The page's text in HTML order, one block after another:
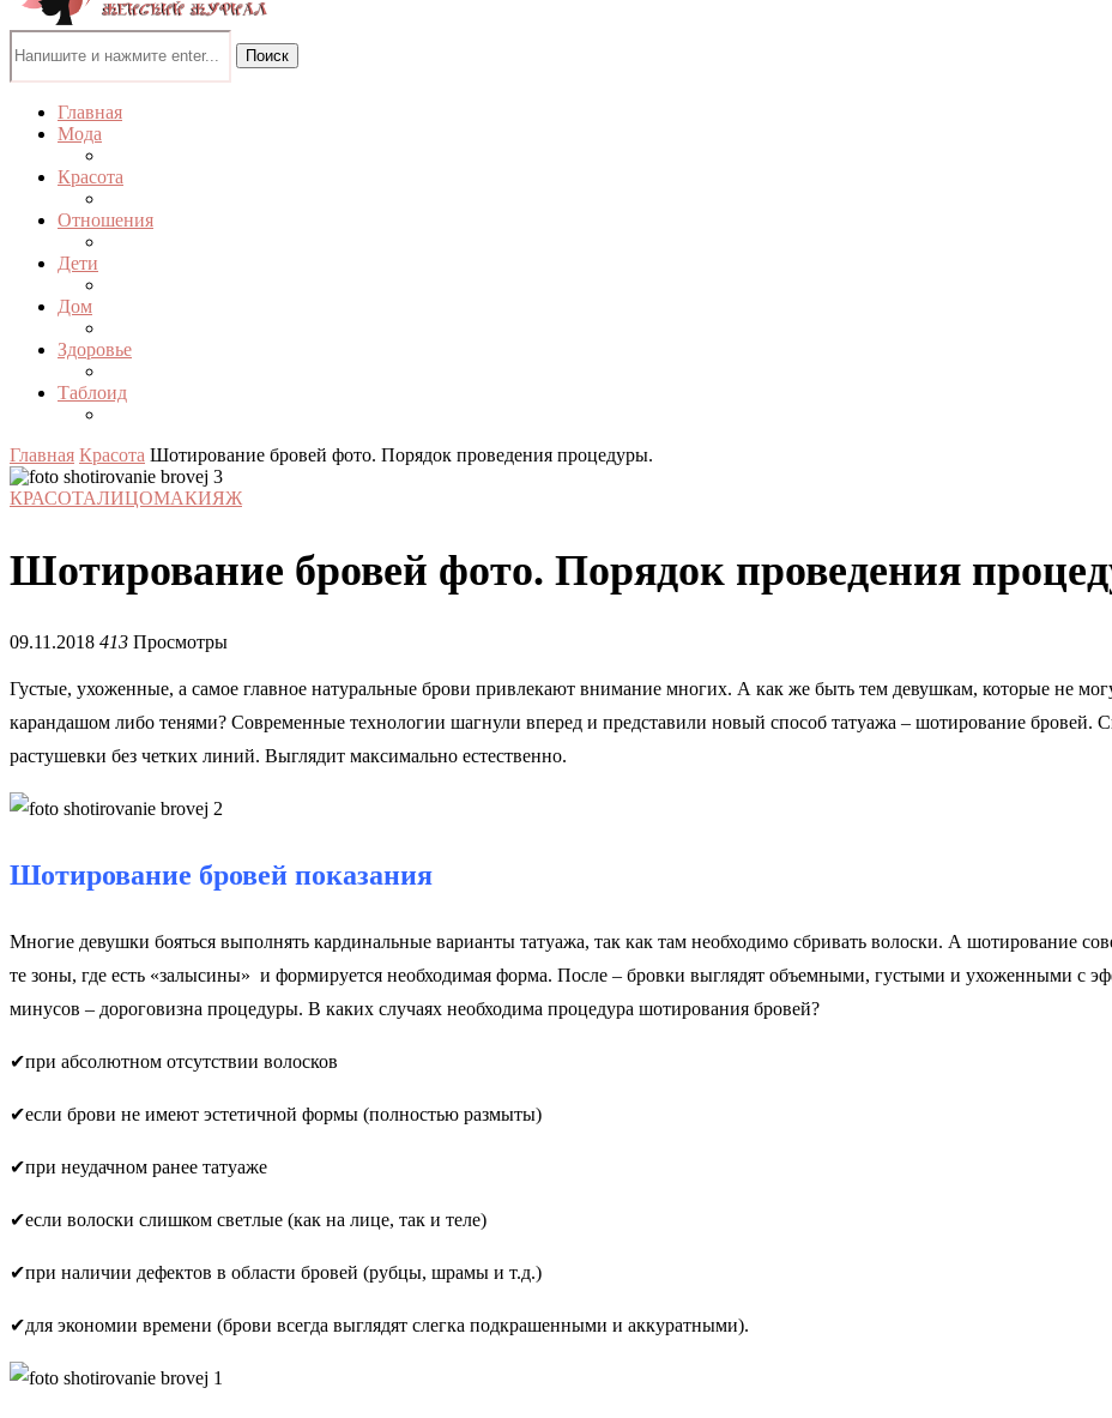
Поиск
Главная
Мода
Красота
Отношения
Дети
Дом
Здоровье
Таблоид
Главная Красота Шотирование бровей фото. Порядок проведения процедуры.
КРАСОТАЛИЦОМАКИЯЖ
Шотирование бровей фото. Порядок проведения
09.11.2018 413 Просмотры
Густые, ухоженные, а самое главное натуральные брови привлекают внимание многих. А как же быть тем девушкам, которые не
карандашом либо тенями? Современные технологии шагнули вперед и представили новый способ татуажа – шотирование бровей.
растушевки без четких линий. Выглядит максимально естественно.
Шотирование бровей показания
Многие девушки бояться выполнять кардинальные варианты татуажа, так как там необходимо сбривать волоски. А шотирование
те зоны, где есть «залысины» и формируется необходимая форма. После – бровки выглядят объемными, густыми и ухоженными с
минусов – дороговизна процедуры. В каких случаях необходима процедура шотирования бровей?
✔при абсолютном отсутствии волосков
✔если брови не имеют эстетичной формы (полностью размыты)
✔при неудачном ранее татуаже
✔если волоски слишком светлые (как на лице, так и теле)
✔при наличии дефектов в области бровей (рубцы, шрамы и т.д.)
✔для экономии времени (брови всегда выглядят слегка подкрашенными и аккуратными).